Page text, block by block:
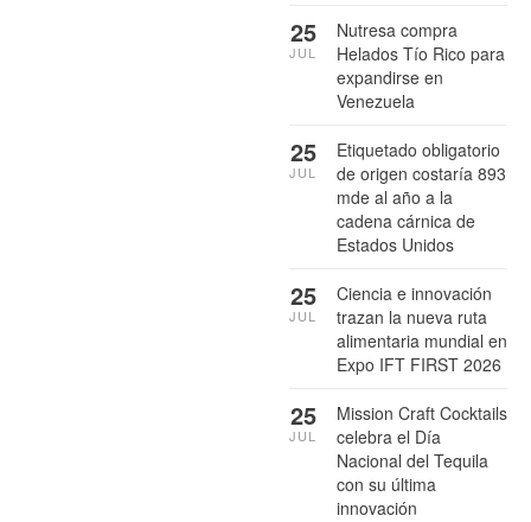
Nutresa compra
Helados Tío Rico para
expandirse en
Venezuela
25
JUL
Etiquetado obligatorio
de origen costaría 893
mde al año a la
cadena cárnica de
Estados Unidos
25
JUL
Ciencia e innovación
trazan la nueva ruta
alimentaria mundial en
Expo IFT FIRST 2026
25
JUL
Mission Craft Cocktails
celebra el Día
Nacional del Tequila
con su última
innovación
25
JUL